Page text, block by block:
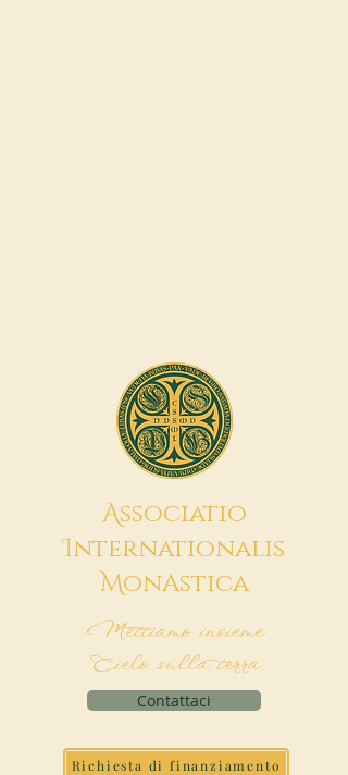
Associatio
Internationalis
MonAstica
Mettiamo insieme
Cielo sulla terra
Contattaci
Richiesta di finanziamento